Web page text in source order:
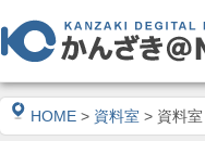
HOME > 資料室 > 資料